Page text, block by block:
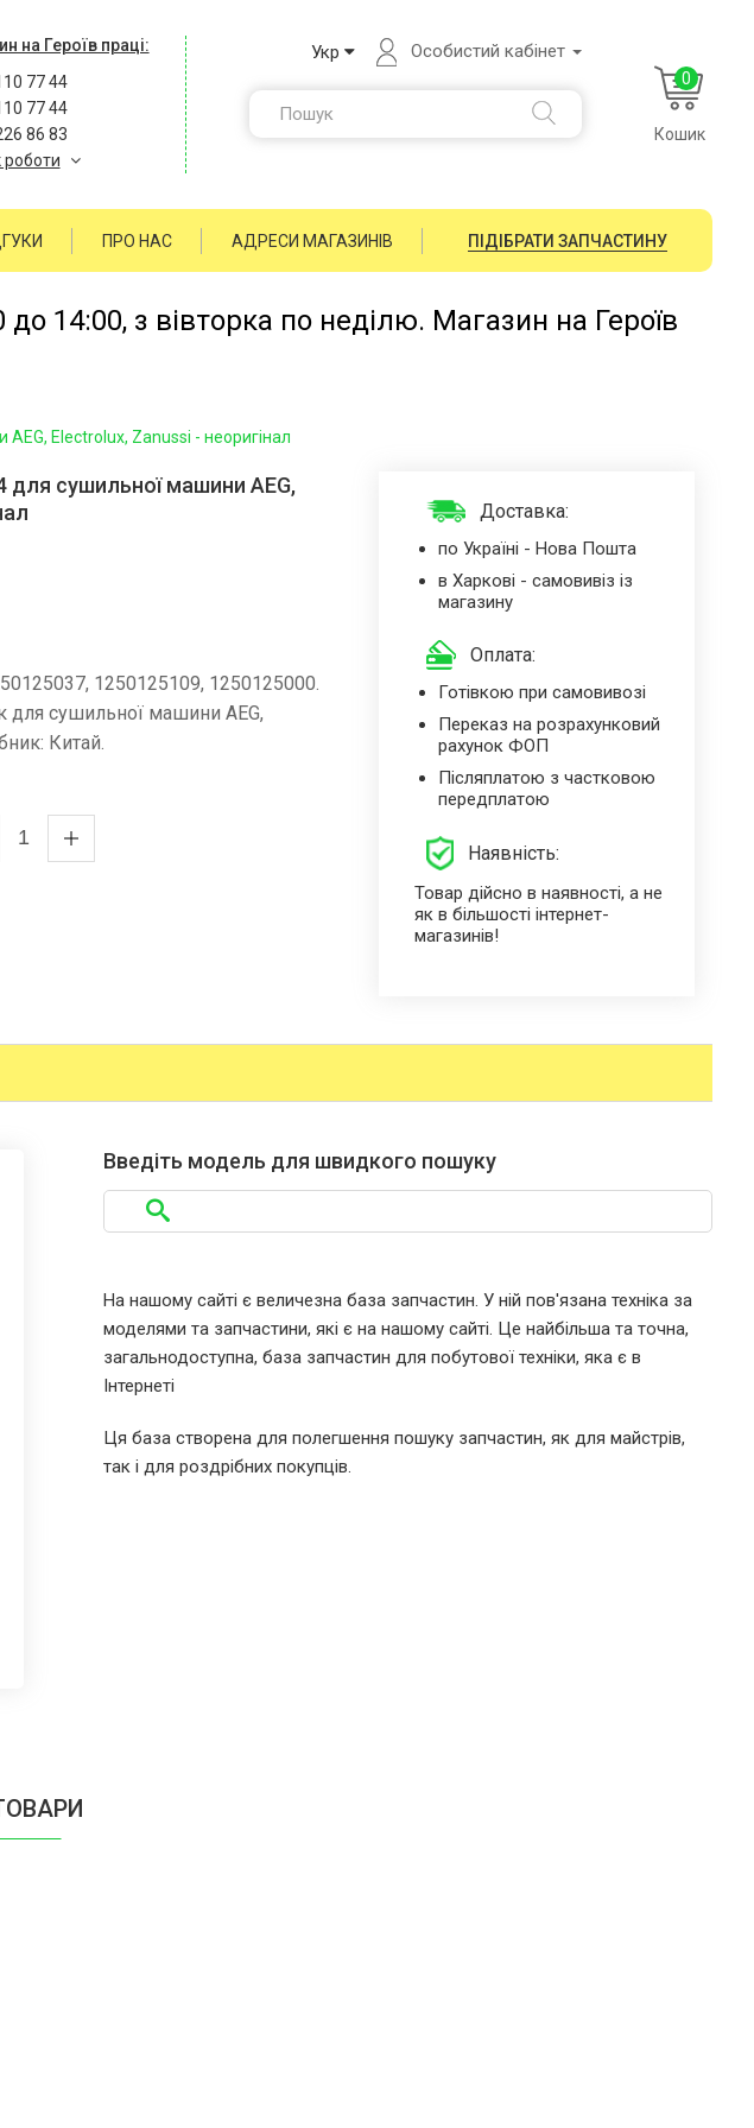
на Героїв праці:
77 44
77 44
86 83
роботи
Укр Особистий кабінет
0
Кошик
ПРО НАС АДРЕСИ МАГАЗИНІВ ПІДІБРАТИ ЗАПЧАСТИНУ
14:00, з вівторка по неділю. Магазин на Героїв
Electrolux, Zanussi - неоригінал
сушильної машини AEG,
1250125109, 1250125000.
для сушильної машини AEG,
Китай.
Доставка:
по Україні - Нова Пошта
в Харкові - самовивіз із
магазину
Оплата:
Готівкою при самовивозі
Переказ на розрахунковий
рахунок ФОП
Післяплатою з частковою
передплатою
Наявність:
Товар дійсно в наявності, а не
як в більшості інтернет-
магазинів!
Введіть модель для швидкого пошуку
На нашому сайті є величезна база запчастин. У ній пов'язана техніка за
моделями та запчастини, які є на нашому сайті. Це найбільша та точна,
загальнодоступна, база запчастин для побутової техніки, яка є в
Інтернеті
Ця база створена для полегшення пошуку запчастин, як для майстрів,
так і для роздрібних покупців.